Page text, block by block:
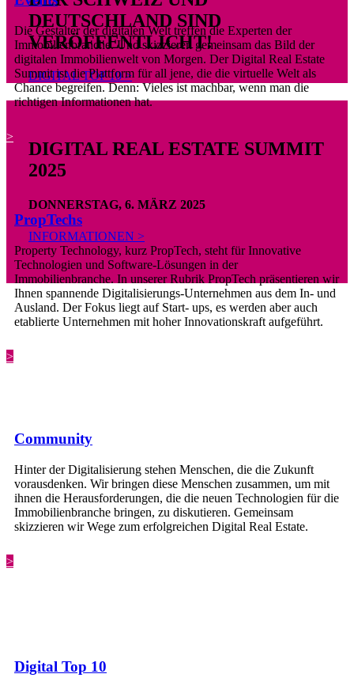
DEUTSCHLAND SIND
VERÖFFENTLICHT!
DIGITAL TOP 10 >
DIGITAL REAL ESTATE SUMMIT
2025
DONNERSTAG, 6. MÄRZ 2025
INFORMATIONEN >
Die Gestalter der digitalen Welt treffen die Experten der
Immobilienbranche. Und skizzieren gemeinsam das Bild der
digitalen Immobilienwelt von Morgen. Der Digital Real Estate
Summit ist die Plattform für all jene, die die virtuelle Welt als
Chance begreifen. Denn: Vieles ist machbar, wenn man die
richtigen Informationen hat.
>
PropTechs
Property Technology, kurz PropTech, steht für Innovative
Technologien und Software-Lösungen in der
Immobilienbranche. In unserer Rubrik PropTech präsentieren wir
Ihnen spannende Digitalisierungs-Unternehmen aus dem In- und
Ausland. Der Fokus liegt auf Start- ups, es werden aber auch
etablierte Unternehmen mit hoher Innovationskraft aufgeführt.
>
Community
Hinter der Digitalisierung stehen Menschen, die die Zukunft
vorausdenken. Wir bringen diese Menschen zusammen, um mit
ihnen die Herausforderungen, die die neuen Technologien für die
Immobilienbranche bringen, zu diskutieren. Gemeinsam
skizzieren wir Wege zum erfolgreichen Digital Real Estate.
>
Digital Top 10